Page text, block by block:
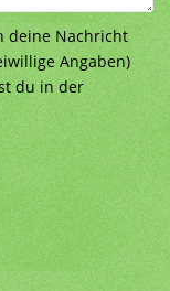
deine Nachricht
Angaben)
du in der